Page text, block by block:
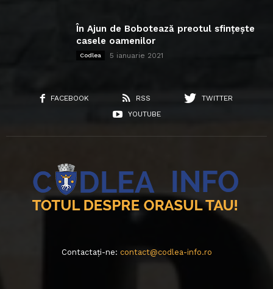
În Ajun de Bobotează preotul sfințește
casele oamenilor
Codlea 5 ianuarie 2021
FACEBOOK RSS
TWITTER
YOUTUBE
Contactați-ne: contact@codlea-info.ro